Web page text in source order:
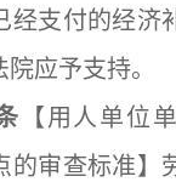
经支付的经济
应予支持。
【用人单位
的审查标准】